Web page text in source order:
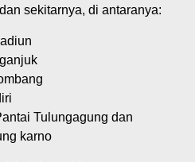
sekitarnya, di antaranya:
Tulungagung dan
karno